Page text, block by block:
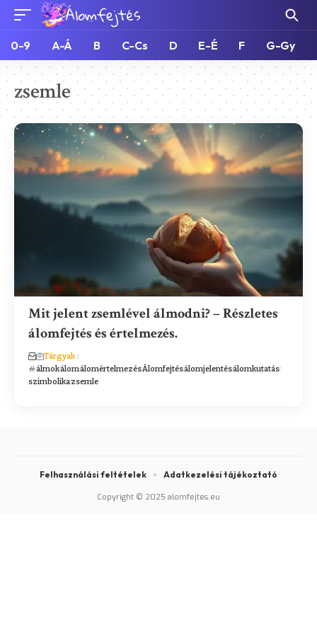
0-9 A-Á B C-Cs D E-É F G-Gy
zsemle
Mit jelent zsemlével álmodni? – Részletes
álomfejtés és értelmezés.
Tárgyak
álmokálomálomértelmezésÁlomfejtésálomjelentésálomkutatás
szimbolikazsemle
Copyright © 2025 alomfejtes.eu
Felhasználási feltételek Adatkezelési tájékoztató